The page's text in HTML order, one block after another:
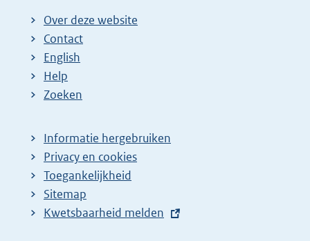
Over deze website
Contact
English
Help
Zoeken
Informatie hergebruiken
Privacy en cookies
Toegankelijkheid
Sitemap
E
Kwetsbaarheid melden